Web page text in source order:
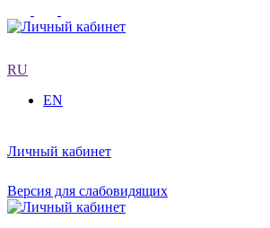
RU
EN
Личный кабинет
Версия для слабовидящих